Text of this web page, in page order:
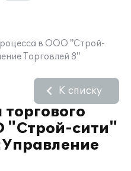
в ООО "Строй-
Торговлей 8"
"Строй-сити"
К списку